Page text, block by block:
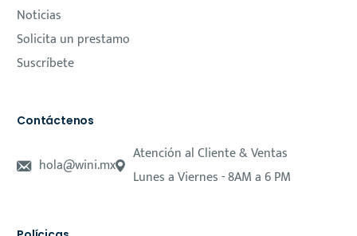
Noticias
Solicita un prestamo
Suscríbete
Contáctenos
hola@wini.mx
Atención al Cliente & Ventas
Lunes a Viernes - 8AM a 6 PM